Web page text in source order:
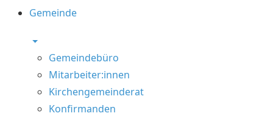
Gemeinde
Gemeindebüro
Mitarbeiter:innen
Kirchengemeinderat
Konfirmanden